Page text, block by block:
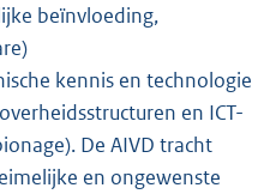
beïnvloeding,
kennis en technologie
en ICT-
De AIVD tracht
en ongewenste